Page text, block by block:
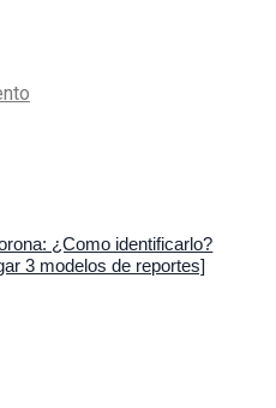
¿Como identificarlo?
3 modelos de reportes]